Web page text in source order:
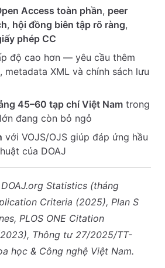
Access toàn phần, peer
, hội đồng biên tập rõ ràng,
phép CC
độ cao hơn — yêu cầu thêm
metadata XML và chính sách lưu
45–60 tạp chí Việt Nam trong
đang còn bỏ ngỏ
với VOJS/OJS giúp đáp ứng hầu
của DOAJ
Statistics (tháng
Criteria (2025), Plan S
PLOS ONE Citation
Thông tư 27/2025/TT-
học & Công nghệ Việt Nam.